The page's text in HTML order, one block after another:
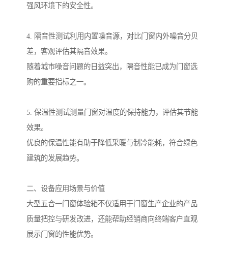
强风环境下的安全性。
4. 隔音性测试利用内置噪音源，对比门窗内外噪音分贝
差，客观评估其隔音效果。
随着城市噪音问题的日益突出，隔音性能已成为门窗选
购的重要指标之一。
5. 保温性测试测量门窗对温度的保持能力，评估其节能
效果。
优良的保温性能有助于降低采暖与制冷能耗，符合绿色
建筑的发展趋势。
二、设备应用场景与价值
大型五合一门窗体验箱不仅适用于门窗生产企业的产品
质量把控与研发改进，还能帮助经销商向终端客户直观
展示门窗的性能优势。